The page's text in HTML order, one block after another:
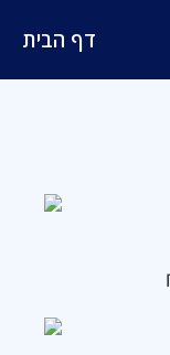
דף הבית